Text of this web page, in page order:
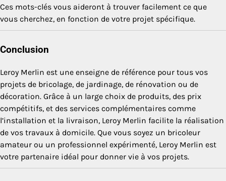
Ces mots-clés vous aideront à trouver facilement ce que
vous cherchez, en fonction de votre projet spécifique.
Conclusion
Leroy Merlin est une enseigne de référence pour tous vos
projets de bricolage, de jardinage, de rénovation ou de
décoration. Grâce à un large choix de produits, des prix
compétitifs, et des services complémentaires comme
l’installation et la livraison, Leroy Merlin facilite la réalisation
de vos travaux à domicile. Que vous soyez un bricoleur
amateur ou un professionnel expérimenté, Leroy Merlin est
votre partenaire idéal pour donner vie à vos projets.